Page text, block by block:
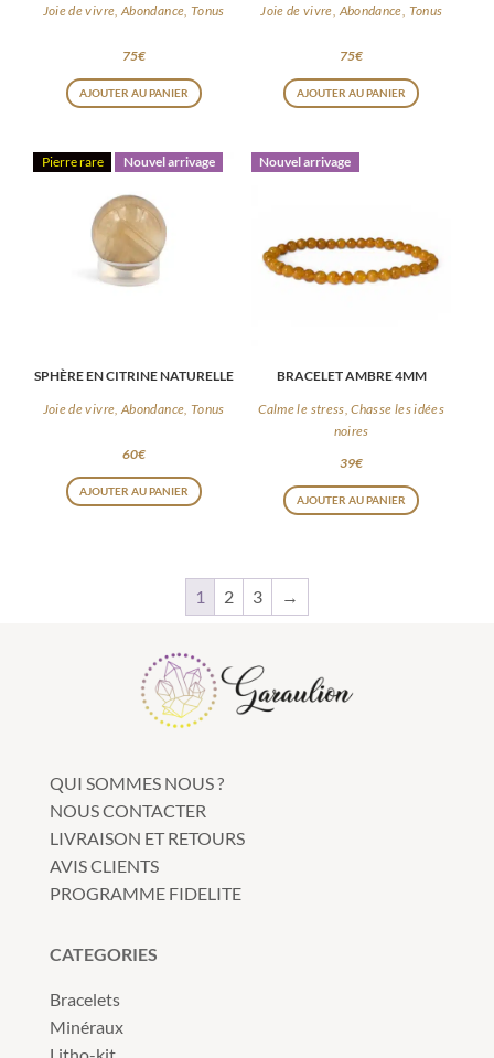
Joie de vivre, Abondance, Tonus
75€
AJOUTER AU PANIER
Joie de vivre, Abondance, Tonus
75€
AJOUTER AU PANIER
Pierre rare Nouvel arrivage
SPHÈRE EN CITRINE NATURELLE
Joie de vivre, Abondance, Tonus
60€
AJOUTER AU PANIER
Nouvel arrivage
BRACELET AMBRE 4MM
Calme le stress, Chasse les idées
noires
39€
AJOUTER AU PANIER
1 2 3 →
QUI SOMMES NOUS ?
NOUS CONTACTER
LIVRAISON ET RETOURS
AVIS CLIENTS
PROGRAMME FIDELITE
CATEGORIES
Bracelets
Minéraux